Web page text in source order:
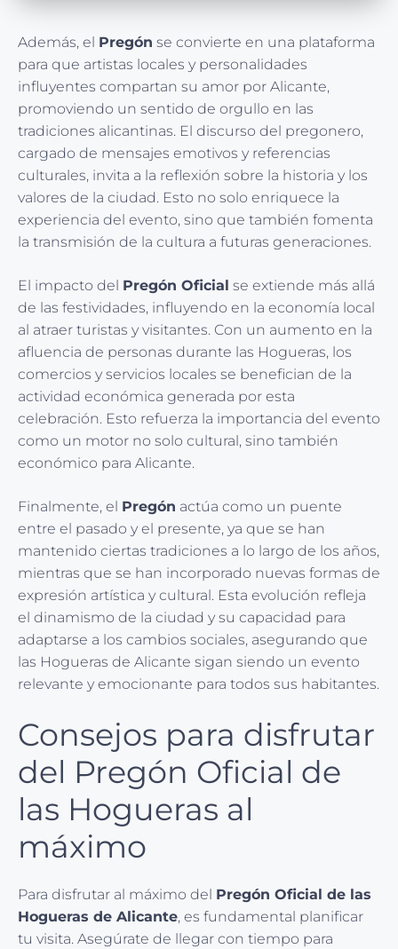
Además, el Pregón se convierte en una plataforma
para que artistas locales y personalidades
influyentes compartan su amor por Alicante,
promoviendo un sentido de orgullo en las
tradiciones alicantinas. El discurso del pregonero,
cargado de mensajes emotivos y referencias
culturales, invita a la reflexión sobre la historia y los
valores de la ciudad. Esto no solo enriquece la
experiencia del evento, sino que también fomenta
la transmisión de la cultura a futuras generaciones.
El impacto del Pregón Oficial se extiende más allá
de las festividades, influyendo en la economía local
al atraer turistas y visitantes. Con un aumento en la
afluencia de personas durante las Hogueras, los
comercios y servicios locales se benefician de la
actividad económica generada por esta
celebración. Esto refuerza la importancia del evento
como un motor no solo cultural, sino también
económico para Alicante.
Finalmente, el Pregón actúa como un puente
entre el pasado y el presente, ya que se han
mantenido ciertas tradiciones a lo largo de los años,
mientras que se han incorporado nuevas formas de
expresión artística y cultural. Esta evolución refleja
el dinamismo de la ciudad y su capacidad para
adaptarse a los cambios sociales, asegurando que
las Hogueras de Alicante sigan siendo un evento
relevante y emocionante para todos sus habitantes.
Consejos para disfrutar
del Pregón Oficial de
las Hogueras al
máximo
Para disfrutar al máximo del Pregón Oficial de las
Hogueras de Alicante, es fundamental planificar
tu visita. Asegúrate de llegar con tiempo para